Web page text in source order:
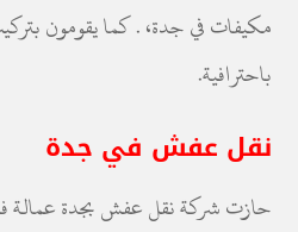
مكيفات في جدة، . كما يقومون
باحترافية.
نقل عفش في جدة
حازت شركة نقل عفش بجدة عمالة